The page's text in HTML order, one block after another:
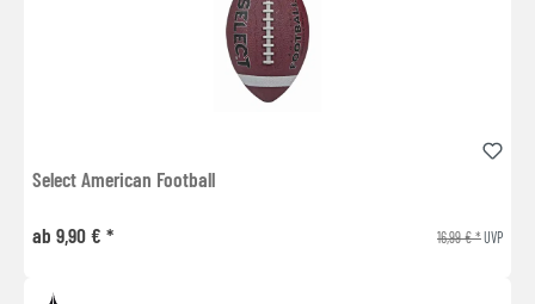
Select American Football
ab 9,90 € * 16,99 € *UVP